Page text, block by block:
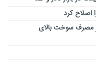
کرد
مصرف سوخت بالای